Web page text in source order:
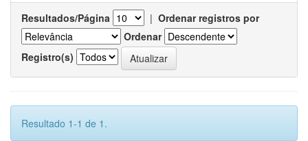
Resultados/Página | Ordenar registros por
Ordenar
Registro(s)
Resultado 1-1 de 1.